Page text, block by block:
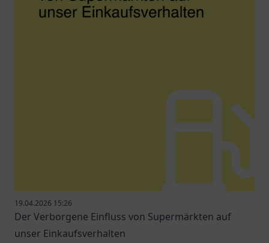
19.04.2026 15:26
Der Verborgene Einfluss von Supermärkten auf
unser Einkaufsverhalten